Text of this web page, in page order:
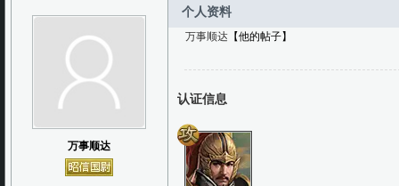
万事顺达
个人资料
万事顺达 【他的帖子】
认证信息